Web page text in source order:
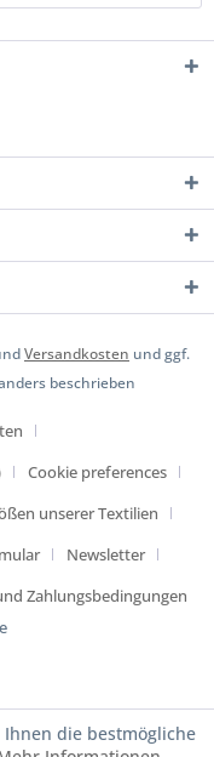
Versandkosten und ggf.
beschrieben
Cookie preferences
unserer Textilien
Newsletter
Zahlungsbedingungen
Ihnen die bestmögliche